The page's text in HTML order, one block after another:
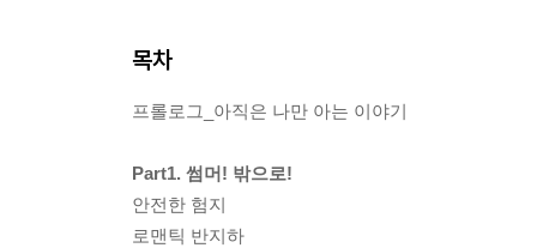
목차
프롤로그_아직은 나만 아는 이야기
Part1. 썸머! 밖으로!
안전한 험지
로맨틱 반지하